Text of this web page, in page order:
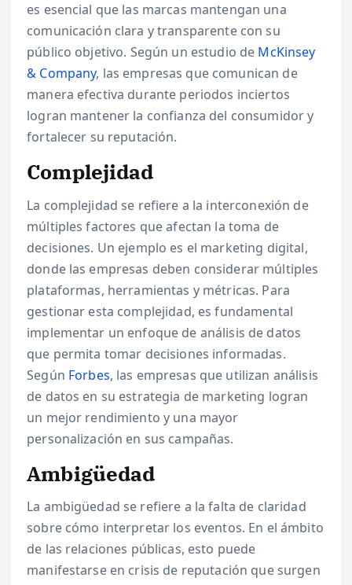
es esencial que las marcas mantengan una
comunicación clara y transparente con su
público objetivo. Según un estudio de McKinsey
& Company, las empresas que comunican de
manera efectiva durante periodos inciertos
logran mantener la confianza del consumidor y
fortalecer su reputación.
Complejidad
La complejidad se refiere a la interconexión de
múltiples factores que afectan la toma de
decisiones. Un ejemplo es el marketing digital,
donde las empresas deben considerar múltiples
plataformas, herramientas y métricas. Para
gestionar esta complejidad, es fundamental
implementar un enfoque de análisis de datos
que permita tomar decisiones informadas.
Según Forbes, las empresas que utilizan análisis
de datos en su estrategia de marketing logran
un mejor rendimiento y una mayor
personalización en sus campañas.
Ambigüedad
La ambigüedad se refiere a la falta de claridad
sobre cómo interpretar los eventos. En el ámbito
de las relaciones públicas, esto puede
manifestarse en crisis de reputación que surgen